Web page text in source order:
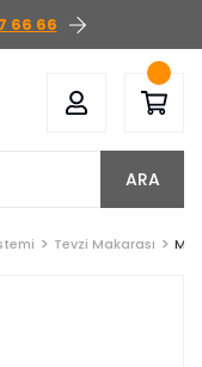
66 66
ARA
Tevzi Makarası